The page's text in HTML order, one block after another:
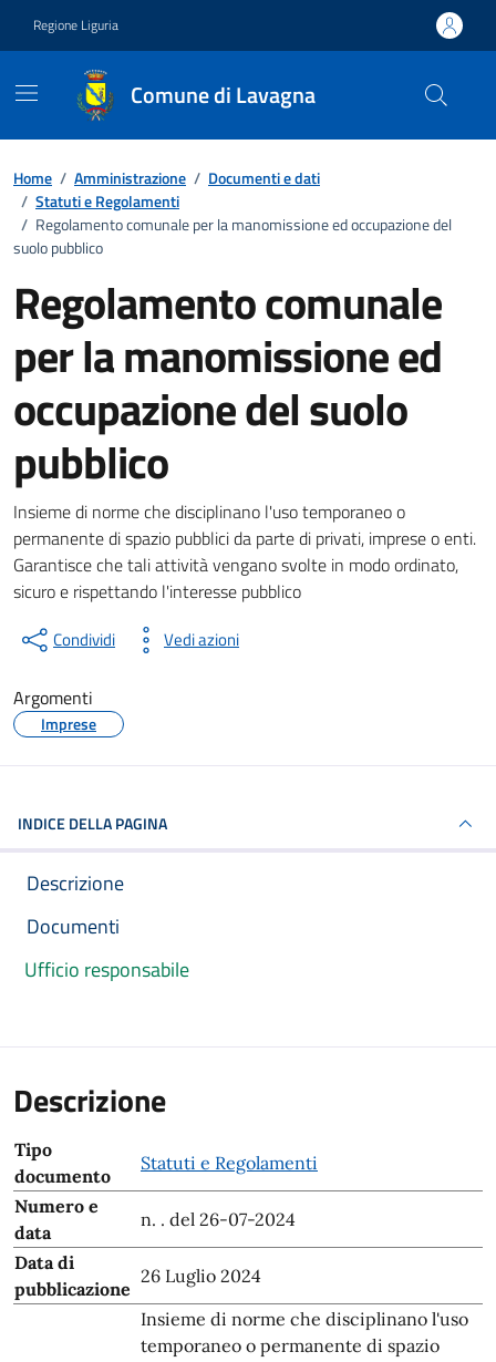
Regione Liguria
Comune di Lavagna
Home / Amministrazione / Documenti e dati
/ Statuti e Regolamenti
/ Regolamento comunale per la manomissione ed occupazione del
suolo pubblico
Regolamento comunale
per la manomissione ed
occupazione del suolo
pubblico
Documento pubblico
Insieme di norme che disciplinano l'uso temporaneo o
permanente di spazio pubblici da parte di privati, imprese o enti.
Garantisce che tali attività vengano svolte in modo ordinato,
sicuro e rispettando l'interesse pubblico
Condividi Vedi azioni
Argomenti
Imprese
INDICE DELLA PAGINA
Descrizione
Documenti
Ufficio responsabile
Descrizione
Tipo
documento
Statuti e Regolamenti
Numero e
data
n. . del 26-07-2024
Data di
pubblicazione
26 Luglio 2024
Insieme di norme che disciplinano l'uso
temporaneo o permanente di spazio